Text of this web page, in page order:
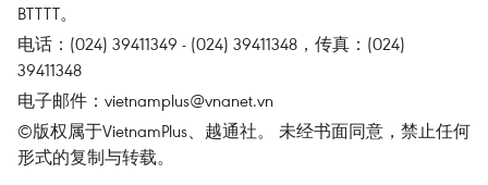
BTTTT。
电话：(024) 39411349 - (024) 39411348，传真：(024)
39411348
电子邮件： vietnamplus@vnanet.vn
©版权属于VietnamPlus、越通社。 未经书面同意，禁止任何
形式的复制与转载。